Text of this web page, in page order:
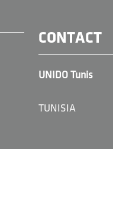
CONTACT
UNIDO Tunis
TUNISIA